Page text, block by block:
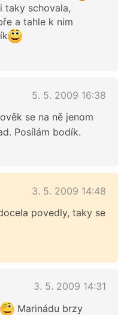
taky schovala,
a tahle k nim
5. 5. 2009 16:38
se na ně jenom
Posílám bodík.
3. 5. 2009 14:48
povedly, taky se
3. 5. 2009 14:31
Marinádu brzy